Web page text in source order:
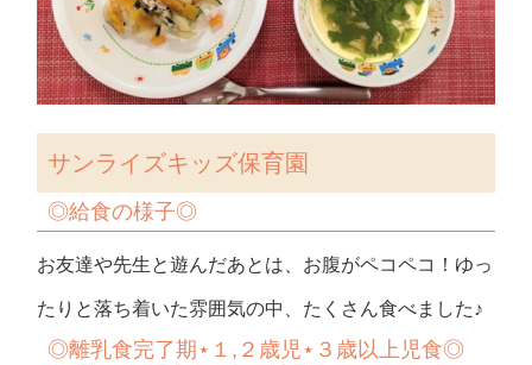
サンライズキッズ保育園
◎給食の様子◎
お友達や先生と遊んだあとは、お腹がペコペコ！ゆっ
たりと落ち着いた雰囲気の中、たくさん食べました♪
◎離乳食完了期⋆１,２歳児⋆３歳以上児食◎